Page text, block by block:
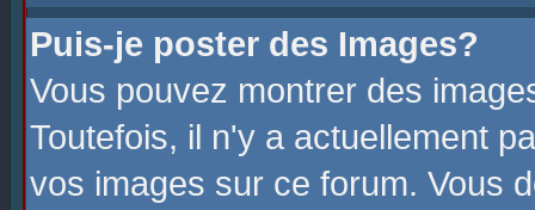
Puis-je poster des Images?
Vous pouvez montrer des
Toutefois, il n'y a actuellement
vos images sur ce forum. Vous